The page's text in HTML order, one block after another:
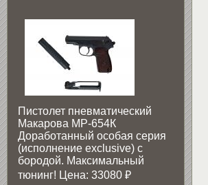
Пистолет пневматический
Макарова МР-654К
Доработанный особая серия
(исполнение exclusive) c
бородой. Максимальный
тюнинг! Цена: 33080 ₽